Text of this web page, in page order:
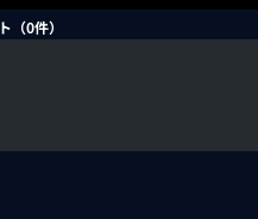
（0件）